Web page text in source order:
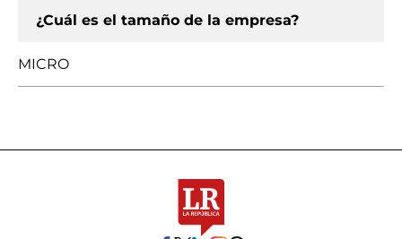
¿Cuál es el tamaño de la empresa?
MICRO